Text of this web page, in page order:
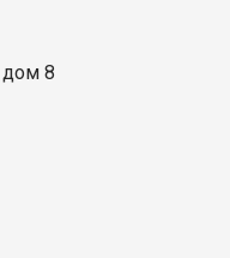
дом 8